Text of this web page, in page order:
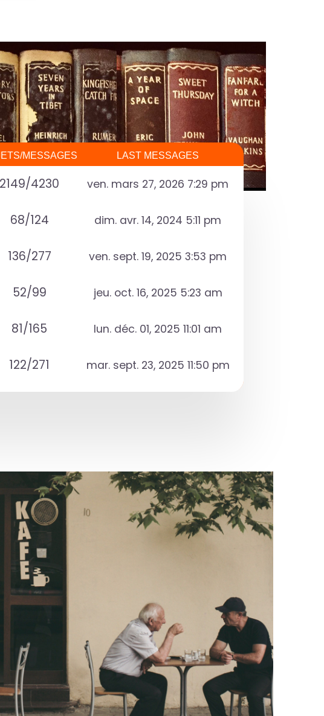
c
h
e
r
MESSAGES LAST MESSAGES
2149/4230 ven. mars 27, 2026 7:29 pm
68/124 dim. avr. 14, 2024 5:11 pm
136/277 ven. sept. 19, 2025 3:53 pm
52/99 jeu. oct. 16, 2025 5:23 am
81/165 lun. déc. 01, 2025 11:01 am
122/271 mar. sept. 23, 2025 11:50 pm